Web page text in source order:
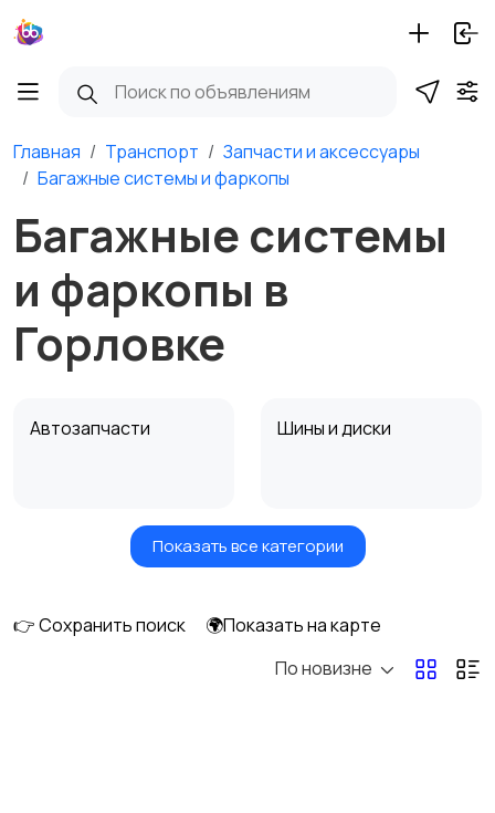
Главная Транспорт
Запчасти и аксессуары
Багажные системы и фаркопы
Багажные системы
и фаркопы в
Горловке
Автозапчасти Шины и диски
Масла и автохимия
Автоэлектроника и
Аудио и видео
Показать все категории
👉 Сохранить поиск
🌍Показать на карте
По новизне